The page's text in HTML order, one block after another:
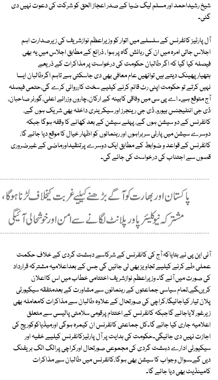
شیخ رشیداحمد اور مسلم لیگ ضیا کے صدر اعجاز الحق کو شرکت کی دعوت نہیں دی
گئی۔
آل پارٹیز کانفرنس کے سلسلے میں اتوار کو وزیراعظم نوازشریف کی زیرصدارت اہم
اجلاس جاتی امرہ میں ان کی رہائش گاہ پر ہوا ، ذرائع کے مطابق اجلاس میں یہ بھی
فیصلہ کیا گیا کہ اگر طالبان حکومت کی درخواست پر مذاکرات کے ذریعے
ہتھیارپھینک دیتے ہیں توانھیں عام معافی بھی دی جاسکتی ہے تاہم اگرطالبان ایسا
نہیں کرتے تو حکومت اپنی رٹ قائم کرنے کیلیے سخت کارروائی کرے گی،حتمی فیصلہ
آج متوقع ہے۔ اے پی سی میں وفاقی کابینہ کے ارکان،چاروں وزرائے اعلیٰ،گورنر صاحبان،
ڈی جی انٹلیجنس بیورو، ڈی جی رینجرز اور سیکریٹری داخلہ بھی شریک ہوں گے،
کانفرنس کے دو سیشن ہوں گے، پہلے سیشن کے بعد کھانے کا وقفہ ہوگا جبکہ
دوسرے سیشن میں پارٹی سربراہوں اور رہنمائوں کو اظہار خیال کا موقع دیا جائے گا،
کانفرنس کے قواعد و ضوابط کے مطابق ایک دوسرے پرتنقیداورماضی کے غیرضروری
قصوں سے اجتناب کی درخواست کی جائے گی۔
آئی این پی نے بتایاکہ آج کی کانفرنس کے شرکاسے دہشت گردی کے خلاف حکمت
عملی طے کرنے کیلیے تجاویز بھی لی جائیں گی جس کے بعداعلامیہ مشترکہ قرارداد
کی صورت میں آئے گا۔ وزیراعظم نوازشریف اختتامی خطاب میں اس کااعلان
کریںگے،تمام سیاسی جماعتوں کے رہنمائوں سے مشاورت کے بعدمتفقہ سیکیورٹی
پلان تیار کیاجائیگا،کراچی کی صورتحال کے علاوہ طالبان سے مذاکرات کامعاملہ بھی
زیرغور لایاجائے گاجبکہ کانفرنس کے اختتام پرقومی سلامتی پالیسی سے متعلق
اعلامیہ جاری کیا جائے گا۔کل جماعتی کانفرنس ان کیمرہ ہوگی اورمیڈیاکوکوریج کی
اجازت نہیں دی جائیگی۔حکومت کی ہدایت پر آل پارٹیزکانفرنس کیلیے خفیہ اور
سیکیورٹی ادارے دہشت گردی کی مجموعی صورتحال اورکراچی پرالگ الگ بریفنگ
دیں گے۔سوال وجواب کا سیشن بھی ہوگا،کانفرنس میں طالبان سے مذاکرات
کامینڈیٹ بھی دیا جائے گا۔